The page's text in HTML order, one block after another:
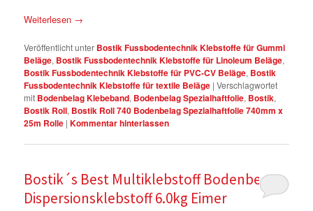
Weiterlesen →
Veröffentlicht unter Bostik Fussbodentechnik Klebstoffe für Gummi
Beläge, Bostik Fussbodentechnik Klebstoffe für Linoleum Beläge,
Bostik Fussbodentechnik Klebstoffe für PVC-CV Beläge, Bostik
Fussbodentechnik Klebstoffe für textile Beläge |Verschlagwortet
mit Bodenbelag Klebeband, Bodenbelag Spezialhaftfolie, Bostik,
Bostik Roll, Bostik Roll 740 Bodenbelag Spezialhaftfolie 740mm x
25m Rolle |Kommentar hinterlassen
Bostik´s Best Multiklebstoff Bodenbelag
Dispersionsklebstoff 6.0kg Eimer